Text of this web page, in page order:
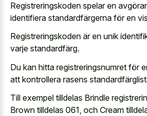
Registreringskoden spelar en
identifiera standardfärgerna för en
Registreringskoden är en unik
varje standardfärg.
Du kan hitta registreringsnumret för
att kontrollera rasens
Till exempel tilldelas Brindle
Brown tilldelas 061, och Cream